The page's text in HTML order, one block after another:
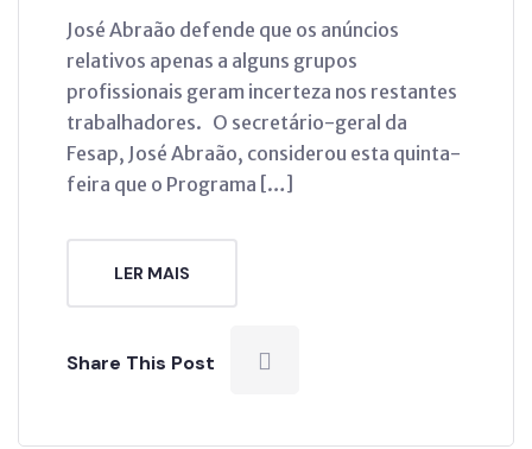
José Abraão defende que os anúncios
relativos apenas a alguns grupos
profissionais geram incerteza nos restantes
trabalhadores. O secretário-geral da
Fesap, José Abraão, considerou esta quinta-
feira que o Programa […]
LER MAIS
Share This Post